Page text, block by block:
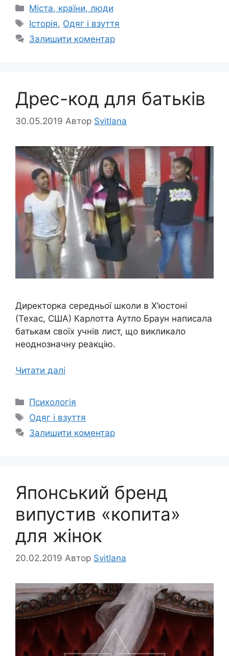
Категорії
Міста, країни, люди
Позначки
Історія, Одяг і взуття
Залишити коментар
Дрес-код для батьків
30.05.2019 Автор Svitlana
Директорка середньої школи в Х’юстоні
(Техас, США) Карлотта Аутло Браун написала
батькам своїх учнів лист, що викликало
неоднозначну реакцію.
Читати далі
Категорії
Психологія
Позначки
Одяг і взуття
Залишити коментар
Японський бренд
випустив «копита»
для жінок
20.02.2019 Автор Svitlana